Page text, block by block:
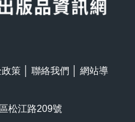
政策 聯絡我們
網站導
松江路209號